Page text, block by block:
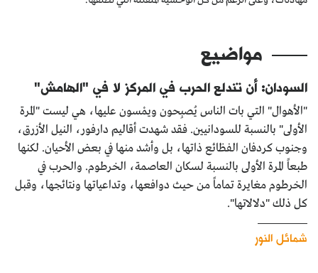
مواضيع
السودان: أن تندلع الحرب في المركز لا في "الهامش"
"الأهوال" التي بات الناس يُصبِحون ويمْسون عليها، هي ليست "المرة
الأولى" بالنسبة للسودانيين. فقد شهدت أقاليم دارفور، النيل الأزرق،
وجنوب كردفان الفظائع ذاتها، بل وأشد منها في بعض الأحيان. لكنها
طبعاً المرة الأولى بالنسبة لسكان العاصمة، الخرطوم. والحرب في
الخرطوم مغايرة تماماً من حيث دوافعها، وتداعياتها ونتائجها، وقبل
كل ذلك "دلالاتها".
شمائل النور